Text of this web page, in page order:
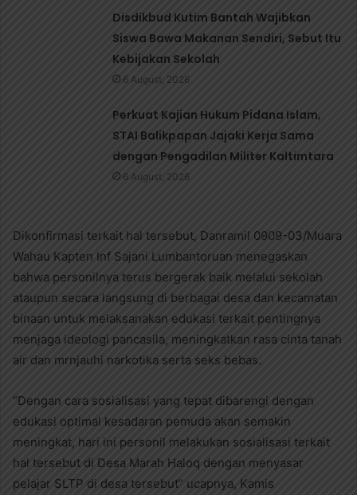
Disdikbud Kutim Bantah Wajibkan
Siswa Bawa Makanan Sendiri, Sebut Itu
Kebijakan Sekolah
6 August, 2026
Perkuat Kajian Hukum Pidana Islam,
STAI Balikpapan Jajaki Kerja Sama
dengan Pengadilan Militer Kaltimtara
6 August, 2026
Dikonfirmasi terkait hal tersebut, Danramil 0909-03/Muara
Wahau Kapten Inf Sajani Lumbantoruan menegaskan
bahwa personilnya terus bergerak baik melalui sekolah
ataupun secara langsung di berbagai desa dan kecamatan
binaan untuk melaksanakan edukasi terkait pentingnya
menjaga ideologi pancasila, meningkatkan rasa cinta tanah
air dan mrnjauhi narkotika serta seks bebas.
“Dengan cara sosialisasi yang tepat dibarengi dengan
edukasi optimal kesadaran pemuda akan semakin
meningkat, hari ini personil melakukan sosialisasi terkait
hal tersebut di Desa Marah Haloq dengan menyasar
pelajar SLTP di desa tersebut” ucapnya, Kamis